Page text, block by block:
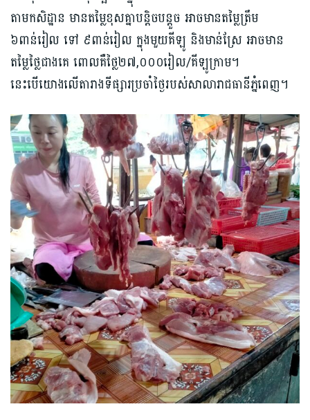
តាមកសិដ្ឋាន មានតម្លៃខុសគ្នាបន្ដិចបន្ដួច អាចមានតម្លៃត្រឹម
៦ពាន់រៀល ទៅ ៩ពាន់រៀល ក្នុងមួយគីឡូ និងមាន់ស្រែ អាចមាន
តម្លៃថ្លៃជាងគេ ពោលគឺថ្លៃ​២៧,០០០រៀល/គីឡូក្រាម។
នេះបើយោងលើតារាងទីផ្សារប្រចាំថ្ងៃរបស់សាលារាជធានីភ្នំពេញ។